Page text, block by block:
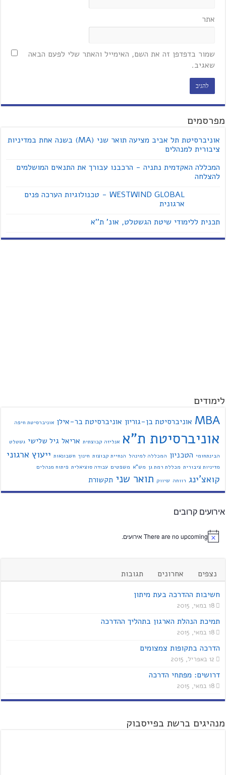
אתר
שמור בדפדפן זה את השם, האימייל והאתר שלי לפעם הבאה
שאגיב.
מפרסמים
אוניברסיטת תל אביב מציעה תואר שני (MA) בשנה אחת במדיניות
ציבורית למנהלים
המכללה האקדמית נתניה - הרכבנו עבורך את התנאים המושלמים
להצלחה
WESTWIND GLOBAL - טכנולוגיות הערכה פנים
ארגונית
תכנית ללימודי שיטת הגשטלט, אונ' ת''א
לימודים
MBA אוניברסיטת בן-גוריון אוניברסיטת בר-אילן אוניברסיטת חיפה
אוניברסיטת ת"א אנליזה קבוצתית אריאל גיל שלישי גשטלט
הבינתחומי הטכניון המכללה למינהל הנחיית קבוצות חינוך חשבונאות ייעוץ ארגוני
מדיניות ציבורית מכללת רמת גן מש"א משפטים עבודה סוציאלית פיתוח מנהלים
קואצ'ינג רווחה שיווק תואר שני תקשורת
אירועים קרובים
There are no upcoming אירועים.
נצפים אחרונים
תגובות
חשיבות ההדרכה בעת מיתון
18 במאי, 2015
תמיכת הנהלת הארגון בתהליך ההדרכה
18 במאי, 2015
הדרכה בתקופות צמצומים
12 באפריל, 2015
דרושים: מפתחי הדרכה
18 במאי, 2015
מנהיגים ברשת בפייסבוק